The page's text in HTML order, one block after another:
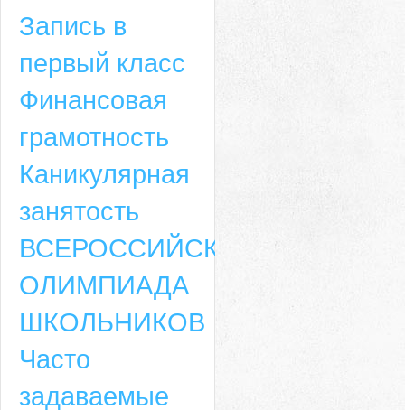
Запись в
первый класс
Финансовая
грамотность
Каникулярная
занятость
ВСЕРОССИЙСКАЯ
ОЛИМПИАДА
ШКОЛЬНИКОВ
Часто
задаваемые